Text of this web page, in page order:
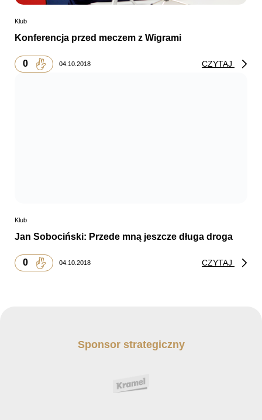
Klub
Konferencja przed meczem z Wigrami
0 04.10.2018 CZYTAJ
Klub
Jan Sobociński: Przede mną jeszcze długa droga
0 04.10.2018 CZYTAJ
Sponsor strategiczny